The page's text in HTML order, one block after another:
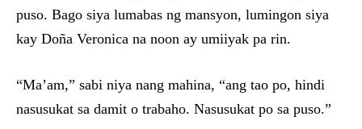
puso. Bago siya lumabas ng mansyon, lumingon siya
kay Doña Veronica na noon ay umiiyak pa rin.
“Ma’am,” sabi niya nang mahina, “ang tao po, hindi
nasusukat sa damit o trabaho. Nasusukat po sa puso.”